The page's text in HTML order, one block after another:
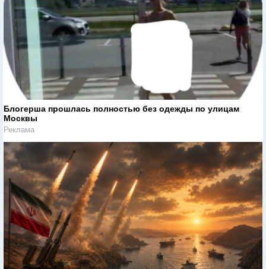
Блогерша прошлась полностью без одежды по улицам
Москвы
Реклама